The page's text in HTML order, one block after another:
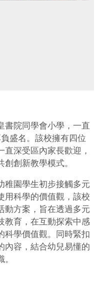
書院同學會小學，一直
盛名。該校擁有四位
深受區內家長歡迎，
創新教學模式。
稚園學生初步接觸多元
用科學的價值觀，該校
動方案，旨在透過多元
教育，在互動探索中感
科學價值觀。同時緊扣
內容，結合幼兒易懂的